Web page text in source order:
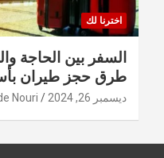
اخترنا لك
السفر بين الحاجة
طرق حجز طيران
ديسمبر 26, 2024 Nouri